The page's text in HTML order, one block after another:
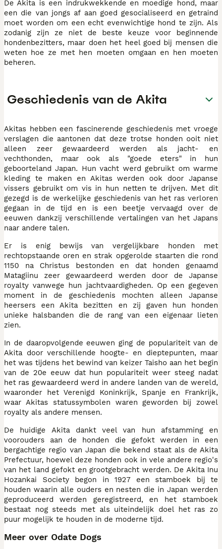
De Akita is een indrukwekkende en moedige hond, maar
een die van jongs af aan goed gesocialiseerd en getraind
moet worden om een echt evenwichtige hond te zijn. Als
zodanig zijn ze niet de beste keuze voor beginnende
hondenbezitters, maar doen het heel goed bij mensen die
weten hoe ze met hen moeten omgaan en hen moeten
beheren.
Geschiedenis van de Akita
Akitas hebben een fascinerende geschiedenis met vroege
verslagen die aantonen dat deze trotse honden ooit niet
alleen zeer gewaardeerd werden als jacht- en
vechthonden, maar ook als "goede eters" in hun
geboorteland Japan. Hun vacht werd gebruikt om warme
kleding te maken en Akitas werden ook door Japanse
vissers gebruikt om vis in hun netten te drijven. Met dit
gezegd is de werkelijke geschiedenis van het ras verloren
gegaan in de tijd en is een beetje vervaagd over de
eeuwen dankzij verschillende vertalingen van het Japans
naar andere talen.
Er is enig bewijs van vergelijkbare honden met
rechtopstaande oren en strak opgerolde staarten die rond
1150 na Christus bestonden en dat honden genaamd
Matagiinu zeer gewaardeerd werden door de Japanse
royalty vanwege hun jachtvaardigheden. Op een gegeven
moment in de geschiedenis mochten alleen Japanse
heersers een Akita bezitten en zij gaven hun honden
unieke halsbanden die de rang van een eigenaar lieten
zien.
In de daaropvolgende eeuwen ging de populariteit van de
Akita door verschillende hoogte- en dieptepunten, maar
het was tijdens het bewind van keizer Taisho aan het begin
van de 20e eeuw dat hun populariteit weer steeg nadat
het ras gewaardeerd werd in andere landen van de wereld,
waaronder het Verenigd Koninkrijk, Spanje en Frankrijk,
waar Akitas statussymbolen waren geworden bij zowel
royalty als andere mensen.
De huidige Akita dankt veel van hun afstamming en
voorouders aan de honden die gefokt werden in een
bergachtige regio van Japan die bekend staat als de Akita
Prefectuur, hoewel deze honden ook in vele andere regio's
van het land gefokt en grootgebracht werden. De Akita Inu
Hozankai Society begon in 1927 een stamboek bij te
houden waarin alle ouders en nesten die in Japan werden
geproduceerd werden geregistreerd, en het stamboek
bestaat nog steeds met als uiteindelijk doel het ras zo
puur mogelijk te houden in de moderne tijd.
Meer over Odate Dogs